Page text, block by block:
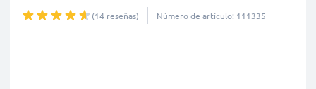
(14 reseñas) Número de artículo: 111335